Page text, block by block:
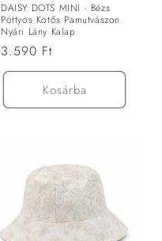
DAISY DOTS MINI - Bézs
Pöttyös Kötős Pamutvászon
Nyári Lány Kalap
Normál
ár
3.590 Ft
Kosárba